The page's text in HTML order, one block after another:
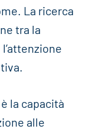
La ricerca
tra la
la capacità
alle